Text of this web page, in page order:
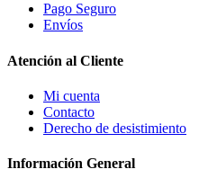
Pago Seguro
Envíos
Atención al Cliente
Mi cuenta
Contacto
Derecho de desistimiento
Información General